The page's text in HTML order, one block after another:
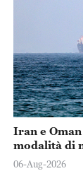
Iran e
modalità di
06-Aug-2026